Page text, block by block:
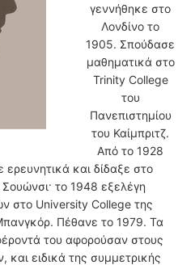
γεννήθηκε στο
Λονδίνο το
1905. Σπούδασε
μαθηματικά στο
Trinity College
του
Πανεπιστημίου
του Καίμπριτζ.
Από το 1928
και δίδαξε στο
το 1948 εξελέγη
στο University College της
Πέθανε το 1979. Τα
του αφορούσαν στους
ειδικά της συμμετρικής